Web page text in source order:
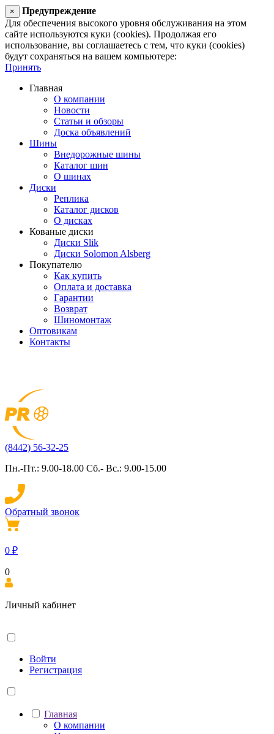
×
Предупреждение
Для обеспечения высокого уровня обслуживания на этом
сайте используются куки (cookies). Продолжая его
использование, вы соглашаетесь с тем, что куки (cookies)
будут сохраняться на вашем компьютере:
Принять
Главная
О компании
Новости
Статьи и обзоры
Доска объявлений
Шины
Внедорожные шины
Каталог шин
О шинах
Диски
Реплика
Каталог дисков
О дисках
Кованые диски
Диски Slik
Диски Solomon Alsberg
Покупателю
Как купить
Оплата и доставка
Гарантии
Возврат
Шиномонтаж
Оптовикам
Контакты
(8442) 56-32-25
Пн.-Пт.: 9.00-18.00 Сб.- Вс.: 9.00-15.00
Обратный звонок
0 ₽
0
Личный кабинет
Войти
Регистрация
Главная
О компании